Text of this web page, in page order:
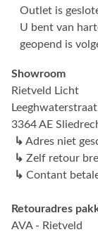
Outlet is
U bent van
geopend is
Showroom
Rietveld Licht
3364 AE
↳ Adres niet
↳ Zelf retour
↳ Contant
Retouradres
AVA - Rietveld